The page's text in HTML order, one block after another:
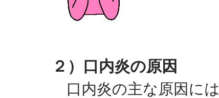
２）口内炎の原因
口内炎の主な原因に